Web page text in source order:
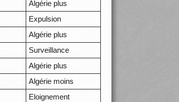
Algérie plus
Expulsion
Algérie plus
Surveillance
Algérie plus
Algérie moins
Eloignement